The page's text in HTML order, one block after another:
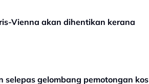
Vienna akan dihentikan kerana
gelombang pemotongan kos